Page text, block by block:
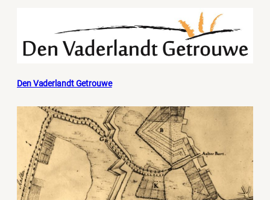
Den Vaderlandt Getrouwe